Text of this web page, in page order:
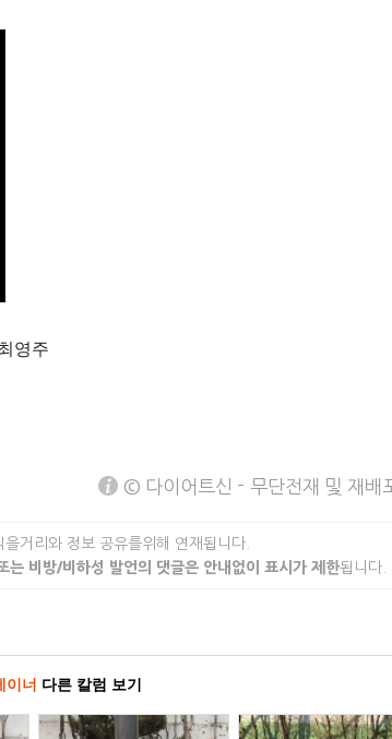
영주
© 다이어트신 - 무단전재 및 재배
거리와 정보 공유를위해 연재됩니다.
는 비방/비하성 발언의 댓글은 안내없이 표시가 제한됩니다.
이너 다른 칼럼 보기